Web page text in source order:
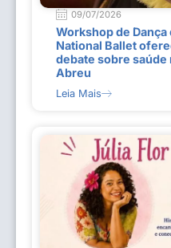
09/07/2026
Workshop de
National Ballet
debate sobre saúde
Abreu
Leia Mais